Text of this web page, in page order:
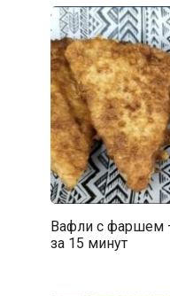
Вафли с фаршем
за 15 минут